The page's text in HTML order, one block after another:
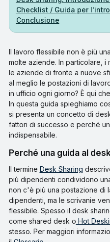
Checklist / Guida per
Conclusione
Il lavoro flessibile non è più
molte aziende. In particolare,
le aziende di fronte a nuove
al meglio le postazioni di
in ufficio ogni giorno? È qui
In questa guida spieghiamo
si presenta un concetto di
fattori di successo e perché un
indispensabile.
Perché una guida al
Il termine Desk Sharing
più dipendenti condividono
non c'è più una postazione di
dipendenti, ma le scrivanie
flessibile. Spesso il desk
come shared desk o Hot
stesso. Per maggiori